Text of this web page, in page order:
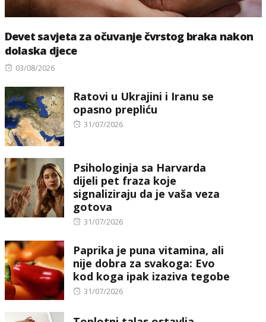
Devet savjeta za očuvanje čvrstog braka nakon
dolaska djece
Posted
03/08/2026
Ratovi u Ukrajini i Iranu se
opasno prepliću
Posted
31/07/2026
Psihologinja sa Harvarda
dijeli pet fraza koje
signaliziraju da je vaša veza
gotova
Posted
31/07/2026
Paprika je puna vitamina, ali
nije dobra za svakoga: Evo
kod koga ipak izaziva tegobe
Posted
31/07/2026